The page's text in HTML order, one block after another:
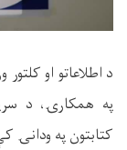
د اطلاعاتو او
په همکارۍ، د
کتابتون په ودانۍ